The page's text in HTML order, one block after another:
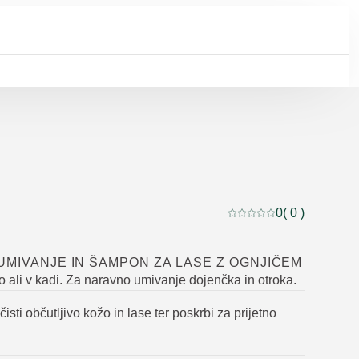
Trenutna ocena: 0 od
0( 0 )
IN ŠAMPON ZA LASE Z OGNJIČEM
ali v kadi. Za naravno umivanje dojenčka in otroka.
občutljivo kožo in lase ter poskrbi za prijetno